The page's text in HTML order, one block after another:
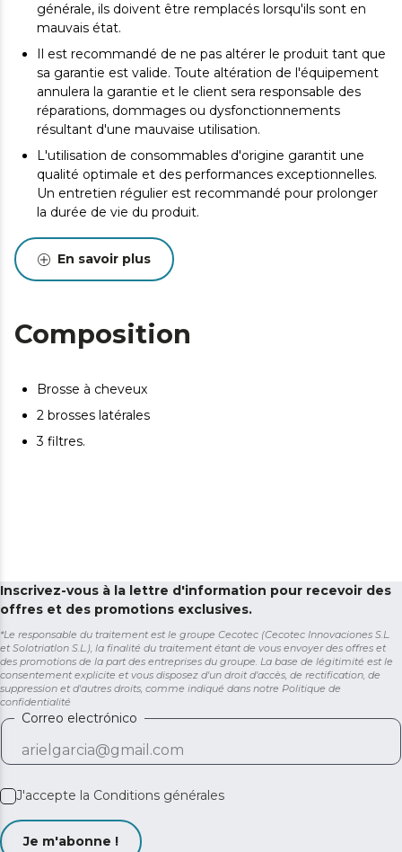
générale, ils doivent être remplacés lorsqu'ils sont en
mauvais état.
Il est recommandé de ne pas altérer le produit tant que
sa garantie est valide. Toute altération de l'équipement
annulera la garantie et le client sera responsable des
réparations, dommages ou dysfonctionnements
résultant d'une mauvaise utilisation.
L'utilisation de consommables d'origine garantit une
qualité optimale et des performances exceptionnelles.
Un entretien régulier est recommandé pour prolonger
la durée de vie du produit.
En savoir plus
Composition
Brosse à cheveux
2 brosses latérales
3 filtres.
Inscrivez-vous à la lettre d'information pour recevoir des
offres et des promotions exclusives.
*Le responsable du traitement est le groupe Cecotec (Cecotec Innovaciones S.L.
et Solotriatlon S.L.), la finalité du traitement étant de vous envoyer des offres et
des promotions de la part des entreprises du groupe. La base de légitimité est le
consentement explicite et vous disposez d'un droit d'accès, de rectification, de
suppression et d'autres droits, comme indiqué dans notre Politique de
confidentialité
Correo electrónico
J'accepte la Conditions générales
Je m'abonne !